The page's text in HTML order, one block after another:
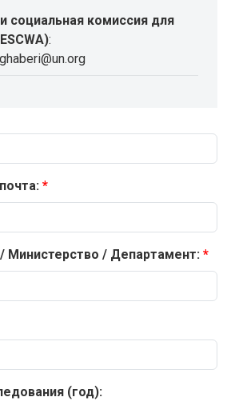
социальная комиссия для
:
Министерство / Департамент:
(год):